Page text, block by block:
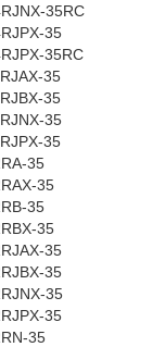
35RC
35
35RC
35
35
35
35
35
35
35
35
35
35
35
35
35